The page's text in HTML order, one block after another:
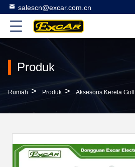
salescn@excar.com.cn
Produk
Rumah > Produk > Aksesoris Kereta Golf